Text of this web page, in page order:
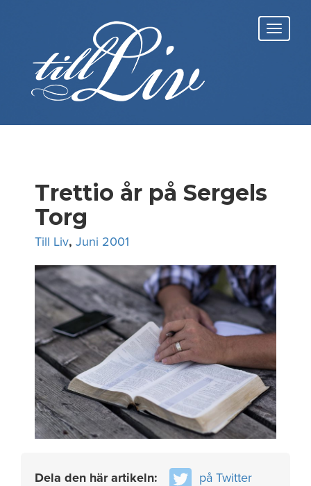
Trettio år på Sergels
Torg
Till Liv, Juni 2001
Dela den här artikeln:
på Twitter